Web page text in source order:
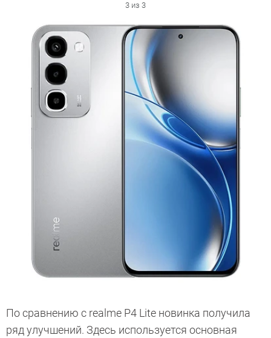
3 из 3
По сравнению с realme P4 Lite новинка получила
ряд улучшений. Здесь используется основная